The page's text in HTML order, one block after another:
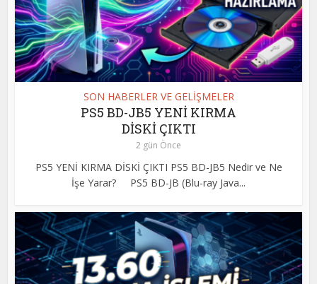
SON HABERLER VE GELİŞMELER
PS5 BD-JB5 YENİ KIRMA
DİSKİ ÇIKTI
2 gün Önce
PS5 YENİ KIRMA DİSKİ ÇIKTI PS5 BD-JB5 Nedir ve Ne
İşe Yarar? PS5 BD-JB (Blu-ray Java...